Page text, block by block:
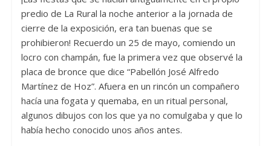
predio de La Rural la noche anterior a la jornada de
cierre de la exposición, era tan buenas que se
prohibieron! Recuerdo un 25 de mayo, comiendo un
locro con champán, fue la primera vez que observé la
placa de bronce que dice “Pabellón José Alfredo
Martínez de Hoz”. Afuera en un rincón un compañero
hacía una fogata y quemaba, en un ritual personal,
algunos dibujos con los que ya no comulgaba y que lo
había hecho conocido unos años antes.